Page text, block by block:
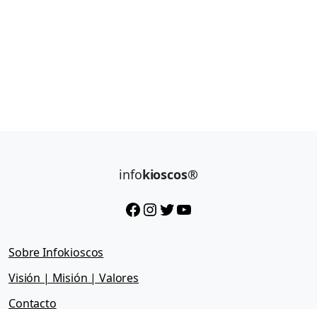
infokioscos®
Facebook InstagramTwitter YouTube
Sobre Infokioscos
Visión | Misión | Valores
Contacto